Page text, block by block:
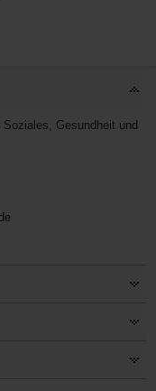
Gesundheit und